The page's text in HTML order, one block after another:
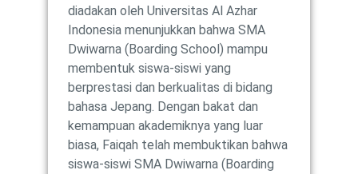
diadakan oleh Universitas Al Azhar
Indonesia menunjukkan bahwa SMA
Dwiwarna (Boarding School) mampu
membentuk siswa-siswi yang
berprestasi dan berkualitas di bidang
bahasa Jepang. Dengan bakat dan
kemampuan akademiknya yang luar
biasa, Faiqah telah membuktikan bahwa
siswa-siswi SMA Dwiwarna (Boarding